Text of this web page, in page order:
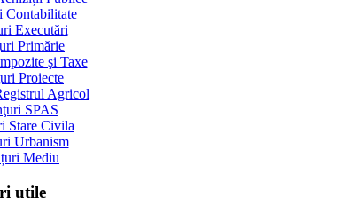
Contabilitate
Executări
Primărie
şi Taxe
Proiecte
Agricol
SPAS
Stare Civila
Urbanism
Mediu
utile